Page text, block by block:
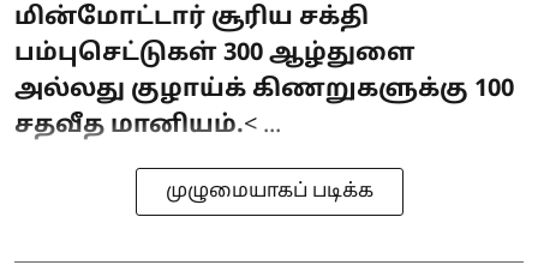
மின்மோட்டார் சூரிய சக்தி
பம்புசெட்டுகள் 300 ஆழ்துளை
அல்லது குழாய்க் கிணறுகளுக்கு 100
சதவீத மானியம்.< ...
முழுமையாகப் படிக்க